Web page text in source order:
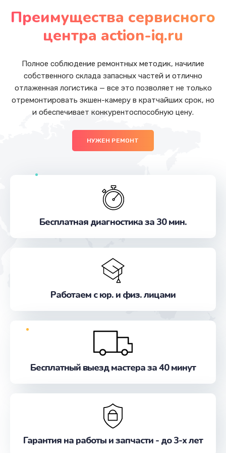
Заказать
от 500 руб.
Заказать
Ремонт цепи питания
от 2200 руб.
Заказать
Заказать
Заказать
Замена разъема питания
Замена шлейфа матрицы
от 960 руб.
Ремонт цепей питания
Заказать
Замена звуковой карты
Преимущества сервисного
центра action-iq.ru
Полное соблюдение ремонтных методик, начилие
собственного склада запасных частей и отлично
отлаженная логистика — все это позволяет не только
отремонтировать экшен-камеру в кратчайших срок, но
и обеспечивает конкурентоспособную цену.
НУЖЕН РЕМОНТ
Бесплатная диагностика за 30 мин.
Работаем с юр. и физ. лицами
Бесплатный выезд мастера за 40 минут
Гарантия на работы и запчасти - до 3-х лет